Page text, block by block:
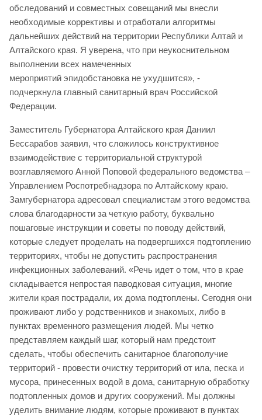
обследований и совместных совещаний мы внесли
необходимые коррективы и отработали алгоритмы
дальнейших действий на территории Республики Алтай и
Алтайского края. Я уверена, что при неукоснительном
выполнении всех намеченных
мероприятий эпидобстановка не ухудшится», -
подчеркнула главный санитарный врач Российской
Федерации.
Заместитель Губернатора Алтайского края Даниил
Бессарабов заявил, что сложилось конструктивное
взаимодействие с территориальной структурой
возглавляемого Анной Поповой федерального ведомства –
Управлением Роспотребнадзора по Алтайскому краю.
Замгубернатора адресовал специалистам этого ведомства
слова благодарности за четкую работу, буквально
пошаговые инструкции и советы по поводу действий,
которые следует проделать на подвергшихся подтоплению
территориях, чтобы не допустить распространения
инфекционных заболеваний. «Речь идет о том, что в крае
складывается непростая паводковая ситуация, многие
жители края пострадали, их дома подтоплены. Сегодня они
проживают либо у родственников и знакомых, либо в
пунктах временного размещения людей. Мы четко
представляем каждый шаг, который нам предстоит
сделать, чтобы обеспечить санитарное благополучие
территорий - провести очистку территорий от ила, песка и
мусора, принесенных водой в дома, санитарную обработку
подтопленных домов и других сооружений. Мы должны
уделить внимание людям, которые проживают в пунктах